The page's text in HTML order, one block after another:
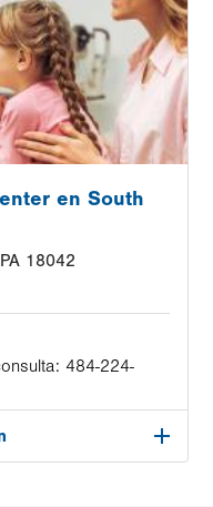
en South
18042
484-224-